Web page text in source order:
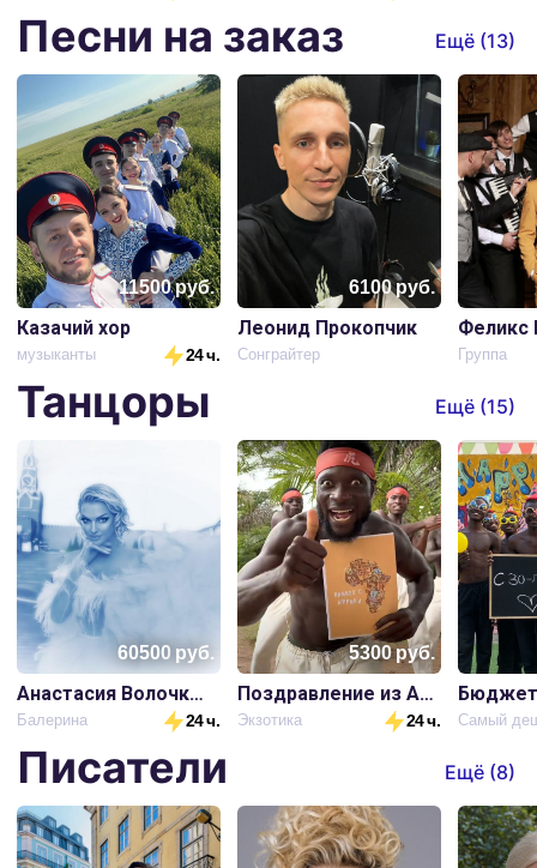
Песни на заказ Ещё (13)
11500руб.
Казачий хор
музыканты 24 ч.
6100руб.
Леонид Прокопчик
Сонграйтер Группа
Танцоры Ещё (15)
60500 руб.
Анастасия Волочкова
Балерина 24 ч.
5300руб.
Поздравление из Африки
Экзотика 24 ч.
Писатели Ещё (8)